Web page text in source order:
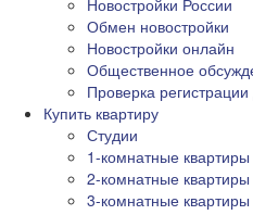
Новостройки России
Обмен новостройки
Новостройки онлайн
Общественное
Проверка
Купить квартиру
Студии
1-комнатные квартиры
2-комнатные квартиры
3-комнатные квартиры